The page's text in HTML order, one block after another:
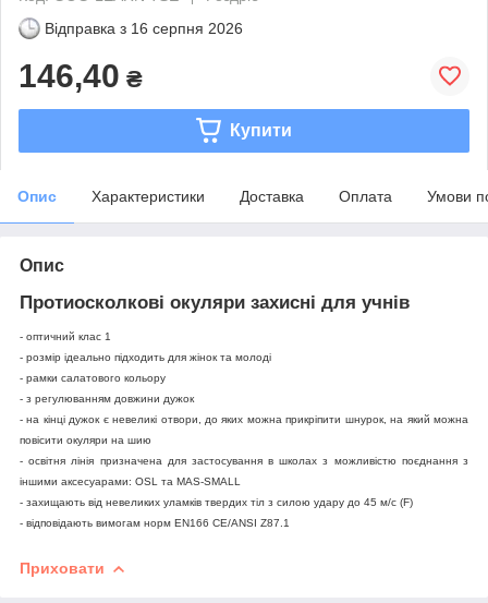
Відправка з 16 серпня 2026
146,40 ₴
Купити
Опис Характеристики Доставка Оплата Умови
Опис
Протиосколкові окуляри захисні для учнів
- оптичний клас 1
- розмір ідеально підходить для жінок та молоді
- рамки салатового кольору
- з регулюванням довжини дужок
- на кінці дужок є невеликі отвори, до яких можна прикріпити шнурок, на який можна
повісити окуляри на шию
- освітня лінія призначена для застосування в школах з можливістю поєднання з
іншими аксесуарами: OSL та MAS-SMALL
- захищають від невеликих уламків твердих тіл з силою удару до 45 м/с (F)
- відповідають вимогам норм EN166 CE/ANSI Z87.1
Приховати